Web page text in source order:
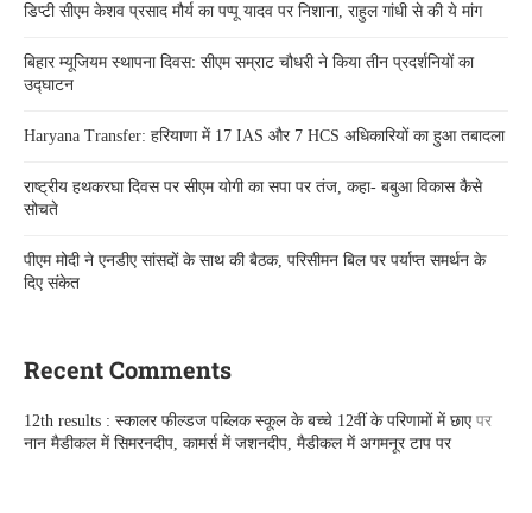
डिप्टी सीएम केशव प्रसाद मौर्य का पप्पू यादव पर निशाना, राहुल गांधी से की ये मांग
बिहार म्यूजियम स्थापना दिवस: सीएम सम्राट चौधरी ने किया तीन प्रदर्शनियों का
उद्घाटन
Haryana Transfer: हरियाणा में 17 IAS और 7 HCS अधिकारियों का हुआ तबादला
राष्ट्रीय हथकरघा दिवस पर सीएम योगी का सपा पर तंज, कहा- बबुआ विकास कैसे
सोचते
पीएम मोदी ने एनडीए सांसदों के साथ की बैठक, परिसीमन बिल पर पर्याप्त समर्थन के
दिए संकेत
Recent Comments
12th results : स्कालर फील्डज पब्लिक स्कूल के बच्चे 12वीं के परिणामों में छाएपर
नान मैडीकल में सिमरनदीप, कामर्स में जशनदीप, मैडीकल में अगमनूर टाप पर